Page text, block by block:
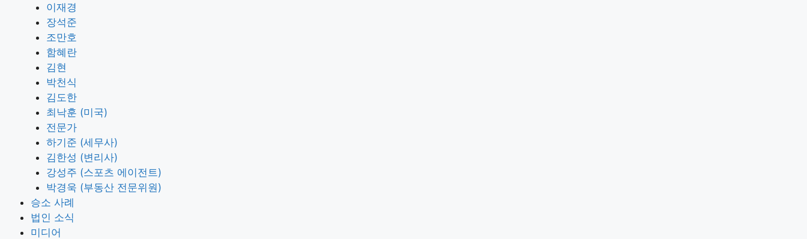
이재경
장석준
조만호
함혜란
김현
박천식
김도한
최낙훈 (미국)
전문가
하기준 (세무사)
김한성 (변리사)
강성주 (스포츠 에이전트)
박경욱 (부동산 전문위원)
승소 사례
법인 소식
미디어